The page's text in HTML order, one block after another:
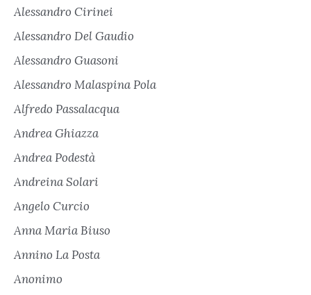
Alessandro Cirinei
Alessandro Del Gaudio
Alessandro Guasoni
Alessandro Malaspina Pola
Alfredo Passalacqua
Andrea Ghiazza
Andrea Podestà
Andreina Solari
Angelo Curcio
Anna Maria Biuso
Annino La Posta
Anonimo